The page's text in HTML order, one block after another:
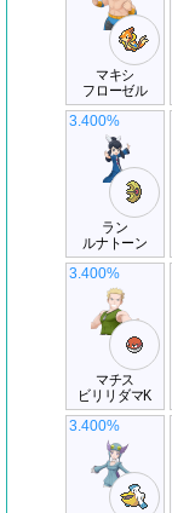
マキシ
フローゼル
ラン
ルナトーン
3.400%
マチス
ビリリダマK
3.400%
3.400%